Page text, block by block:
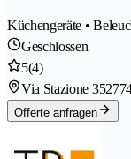
Küchengeräte •
Geschlossen
5(4)
Via Stazione 352
Offerte anfragen